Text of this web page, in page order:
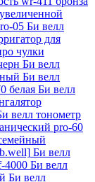
05 Би велл
для
чулки
Би велл
Би велл
белая Би велл
велл тонометр
pro-60
Би велл
4000 Би велл
Би велл